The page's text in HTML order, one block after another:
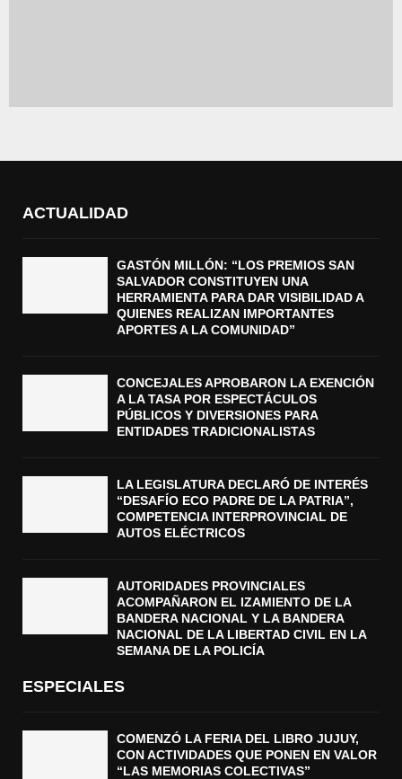
ACTUALIDAD
GASTÓN MILLÓN: “LOS PREMIOS SAN
SALVADOR CONSTITUYEN UNA
HERRAMIENTA PARA DAR VISIBILIDAD A
QUIENES REALIZAN IMPORTANTES
APORTES A LA COMUNIDAD”
CONCEJALES APROBARON LA EXENCIÓN
A LA TASA POR ESPECTÁCULOS
PÚBLICOS Y DIVERSIONES PARA
ENTIDADES TRADICIONALISTAS
LA LEGISLATURA DECLARÓ DE INTERÉS
“DESAFÍO ECO PADRE DE LA PATRIA”,
COMPETENCIA INTERPROVINCIAL DE
AUTOS ELÉCTRICOS
AUTORIDADES PROVINCIALES
ACOMPAÑARON EL IZAMIENTO DE LA
BANDERA NACIONAL Y LA BANDERA
NACIONAL DE LA LIBERTAD CIVIL EN LA
SEMANA DE LA POLICÍA
ESPECIALES
COMENZÓ LA FERIA DEL LIBRO JUJUY,
CON ACTIVIDADES QUE PONEN EN VALOR
“LAS MEMORIAS COLECTIVAS”